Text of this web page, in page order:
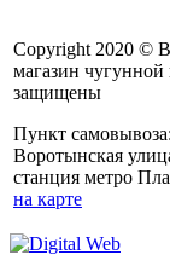
Copyright 2020 ©
магазин
защищены
Пункт
Воротынская
станция метро
на карте